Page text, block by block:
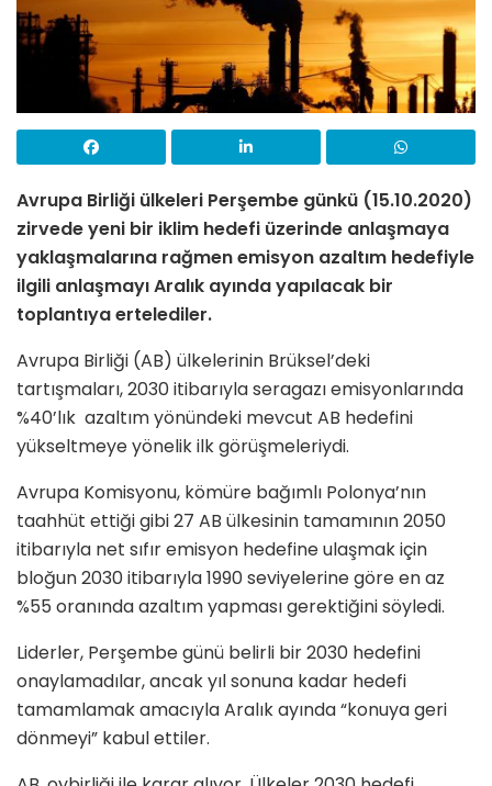
Avrupa Birliği ülkeleri Perşembe günkü (15.10.2020)
zirvede yeni bir iklim hedefi üzerinde anlaşmaya
yaklaşmalarına rağmen emisyon azaltım hedefiyle
ilgili anlaşmayı Aralık ayında yapılacak bir
toplantıya ertelediler.
Avrupa Birliği (AB) ülkelerinin Brüksel’deki
tartışmaları, 2030 itibarıyla seragazı emisyonlarında
%40’lık azaltım yönündeki mevcut AB hedefini
yükseltmeye yönelik ilk görüşmeleriydi.
Avrupa Komisyonu, kömüre bağımlı Polonya’nın
taahhüt ettiği gibi 27 AB ülkesinin tamamının 2050
itibarıyla net sıfır emisyon hedefine ulaşmak için
bloğun 2030 itibarıyla 1990 seviyelerine göre en az
%55 oranında azaltım yapması gerektiğini söyledi.
Liderler, Perşembe günü belirli bir 2030 hedefini
onaylamadılar, ancak yıl sonuna kadar hedefi
tamamlamak amacıyla Aralık ayında “konuya geri
dönmeyi” kabul ettiler.